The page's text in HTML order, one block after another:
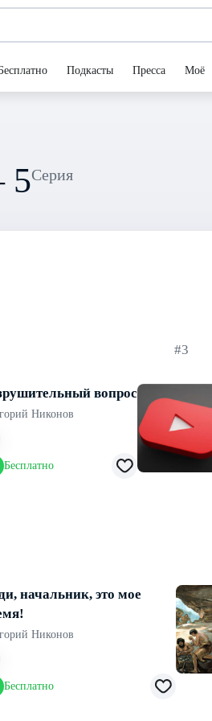
Подкасты Пресса Моё
5 Серия
вопрос
Никонов
Бесплатно
#3
начальник, это мое
Никонов
Бесплатно